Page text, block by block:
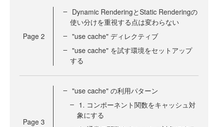
Page 2
Dynamic RenderingとStatic Renderingの
使い分けを重視する点は変わらない
"use cache" ディレクティブ
"use cache" を試す環境をセットアップ
する
Page 3
"use cache" の利用パターン
1. コンポーネント関数をキャッシュ対
象にする